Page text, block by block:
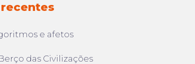
e afetos
das Civilizações